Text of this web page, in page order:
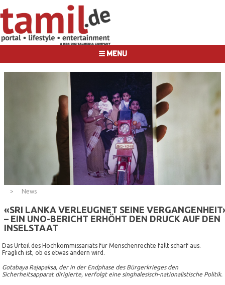
☰ MENU
News
«SRI LANKA VERLEUGNET SEINE
– EIN UNO-BERICHT ERHÖHT DEN DRUCK AUF DEN
INSELSTAAT
Das Urteil des Hochkommissariats für Menschenrechte fällt scharf aus.
Fraglich ist, ob es etwas ändern wird.
Gotabaya Rajapaksa, der in der Endphase des Bürgerkrieges den
Sicherheitsapparat dirigierte, verfolgt eine singhalesisch-nationalistische Politik.